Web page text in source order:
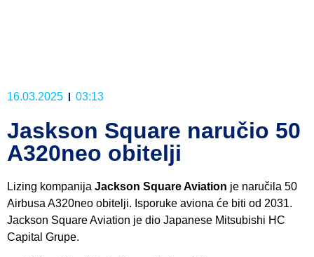
16.03.2025 03:13
Jaskson Square naručio 50
A320neo obitelji
Lizing kompanija Jackson Square Aviation je naručila 50
Airbusa A320neo obitelji. Isporuke aviona će biti od 2031.
Jackson Square Aviation je dio Japanese Mitsubishi HC
Capital Grupe.